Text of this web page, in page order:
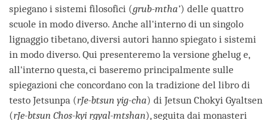
spiegano i sistemi filosofici (grub-mtha’) delle quattro
scuole in modo diverso. Anche all'interno di un singolo
lignaggio tibetano, diversi autori hanno spiegato i sistemi
in modo diverso. Qui presenteremo la versione ghelug e,
all'interno questa, ci baseremo principalmente sulle
spiegazioni che concordano con la tradizione del libro di
testo Jetsunpa (rJe-btsun yig-cha) di Jetsun Chokyi Gyaltsen
(rJe-btsun Chos-kyi rgyal-mtshan), seguita dai monasteri